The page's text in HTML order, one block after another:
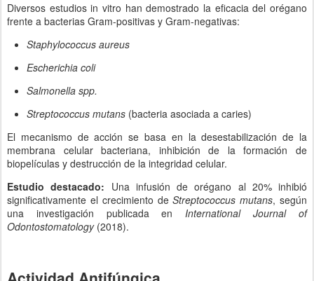
Diversos estudios in vitro han demostrado la eficacia del orégano
frente a bacterias Gram-positivas y Gram-negativas:
Staphylococcus aureus
Escherichia coli
Salmonella spp.
Streptococcus mutans (bacteria asociada a caries)
El mecanismo de acción se basa en la desestabilización de la
membrana celular bacteriana, inhibición de la formación de
biopelículas y destrucción de la integridad celular.
Estudio destacado: Una infusión de orégano al 20% inhibió
significativamente el crecimiento deStreptococcus mutans, según
una investigación publicada enInternational Journal of
Odontostomatology(2018).